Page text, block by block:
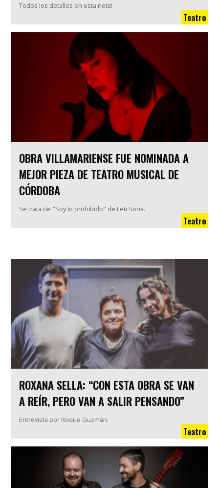
Todos los detalles en esta nota!
Teatro
OBRA VILLAMARIENSE FUE NOMINADA A
MEJOR PIEZA DE TEATRO MUSICAL DE
CÓRDOBA
Se trata de "Soy lo prohibido" de Leti Soria.
Teatro
ROXANA SELLA: “CON ESTA OBRA SE VAN
A REÍR, PERO VAN A SALIR PENSANDO”
Entrevista por Roque Guzmán.
Teatro